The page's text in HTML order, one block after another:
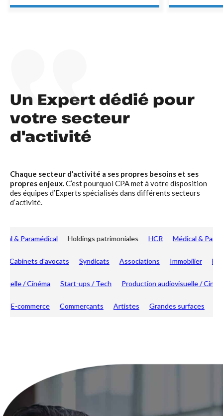
Un Expert dédié pour
votre secteur
d'activité
Chaque secteur d’activité a ses propres besoins et ses
propres enjeux.C’est pourquoi CPA met à votre disposition
des équipes d’Experts spécialisés dans différents secteurs
d’activité.
Holdings patrimoniales HCR
& Paramédical Médical &
Immobilier BTP
Cabinets d'avocats Syndicats Associations
Start-ups / Tech
/ Cinéma Production audiovisuelle /
E-commerce Commerçants Artistes Grandes surfaces